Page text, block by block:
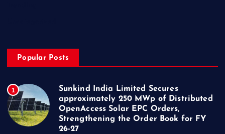
Popular Posts
1
Sunkind India Limited Secures
approximately 250 MWp of Distributed
OpenAccess Solar EPC Orders,
Strengthening the Order Book for FY
26-27